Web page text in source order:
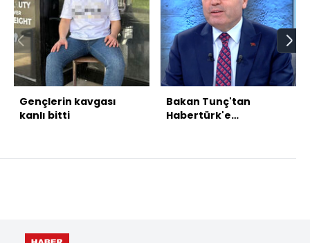
Gençlerin kavgası
kanlı bitti
Bakan Tunç'tan
Habertürk'e